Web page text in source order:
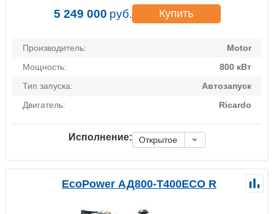
5 249 000 руб. Купить
Производитель:
Motor
Мощность:
800 кВт
Тип запуска:
Автозапуск
Двигатель:
Ricardo
Исполнение: Открытое
EcoPower АД800-T400ECO R